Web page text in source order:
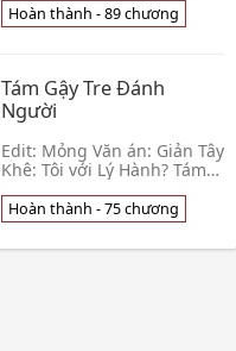
lãnh, ban đầu Tống Phưởng
cũng giơ hai tay hai chân
Hoàn thành - 89 chương
Tám Gậy Tre Đánh
Người
Edit: Mỏng Văn án: Giản Tây
Khê: Tôi với Lý Hành? Tám
tới đó. Lý Hành: A. Mấy
trang ăn cắp cút ra khỏi
nhà Mỏng đi G👦 Lai Phất
Hoàn thành - 75 chương